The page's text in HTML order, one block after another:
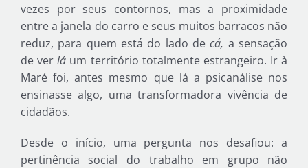
vezes por seus contornos, mas a proximidade
entre a janela do carro e seus muitos barracos não
reduz, para quem está do lado decá, a sensação
de verlá um território totalmente estrangeiro. Ir à
Maré foi, antes mesmo que lá a psicanálise nos
ensinasse algo, uma transformadora vivência de
cidadãos.
Desde o início, uma pergunta nos desafiou: a
pertinência social do trabalho em grupo não